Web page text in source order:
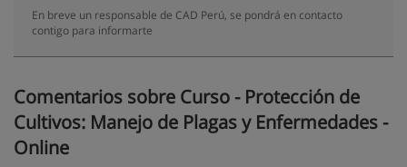
En breve un responsable de CAD Perú, se pondrá en contacto
contigo para informarte
Comentarios sobre Curso - Protección de
Cultivos: Manejo de Plagas y Enfermedades -
Online